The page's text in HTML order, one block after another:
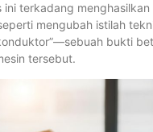
ini terkadang
mengubah istilah
bukti
tersebut.